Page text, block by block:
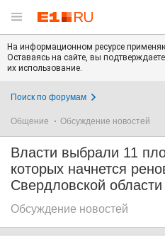
На информационном ресурсе
Оставаясь на сайте, вы
их использование.
Поиск по форумам
Общение Обсуждение новостей
Власти выбрали 11
которых начнется
Свердловской области
Обсуждение новостей